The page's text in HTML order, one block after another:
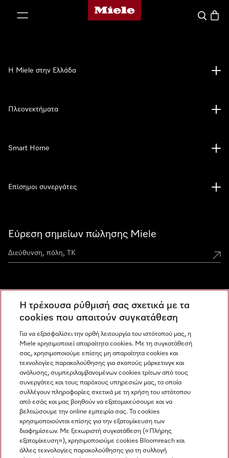
Αρχική σελίδα της Miele
Εύρεση σημείων πώλησης Miele
Ανακαλύψτε τα Miele Experience Center
Newsletter
Η Miele στην Ελλάδα
Πλεονεκτήματα
Smart Home
Επίσημοι συνεργάτες
Miele στο Instagram
Miele στο Facebook
Miele στο Youtube
Η τρέχουσα ρύθμισή σας σχετικά με τα
cookies που απαιτούν συγκατάθεση
Για να εξασφαλίσει την ορθή λειτουργία του ιστότοπού μας, η
Miele χρησιμοποιεί απαραίτητα cookies. Με τη συγκατάθεσή
σας, χρησιμοποιούμε επίσης μη απαραίτητα cookies και
τεχνολογίες παρακολούθησης για σκοπούς μάρκετινγκ και
ανάλυσης, συμπεριλαμβανομένων cookies τρίτων από τους
συνεργάτες και τους παρόχους υπηρεσιών μας, τα οποία
συλλέγουν πληροφορίες σχετικά με τη χρήση του ιστότοπου
από εσάς και μας βοηθούν να εξατομικεύσουμε και να
βελτιώσουμε την online εμπειρία σας. Τα cookies
χρησιμοποιούνται επίσης για την εξατομίκευση των
διαφημίσεων. Με ξεχωριστή συγκατάθεση («Πλήρης
εξατομίκευση»), χρησιμοποιούμε cookies Bloomreach και
άλλες τεχνολογίες παρακολούθησης για τη συλλογή